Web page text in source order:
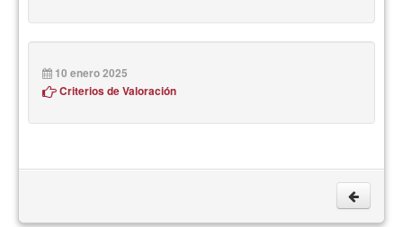
10 enero 2025
Criterios de Valoración